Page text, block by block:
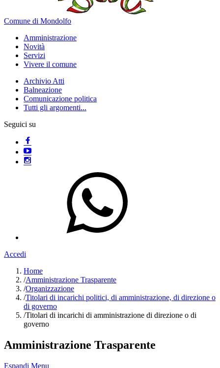
Comune di Mondolfo
Amministrazione
Novità
Servizi
Vivere il comune
Archivio Atti
Balneazione
Comunicazione politica
Tutti gli argomenti...
Seguici su
Accedi
Home
/Amministrazione Trasparente
/Organizzazione
/Titolari di incarichi politici, di amministrazione, di direzione o
di governo
/Titolari di incarichi di amministrazione di direzione o di
governo
Amministrazione Trasparente
Espandi Menu